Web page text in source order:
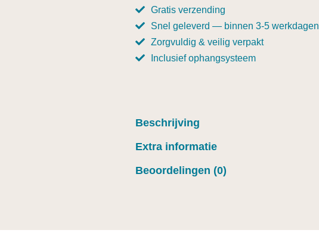
Gratis verzending
Snel geleverd — binnen 3-5 werkdagen
Zorgvuldig & veilig verpakt
Inclusief ophangsysteem
Beschrijving
Extra informatie
Beoordelingen (0)